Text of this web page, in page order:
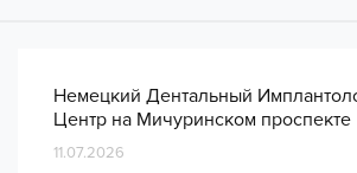
Немецкий Дентальный
Центр на Мичуринском проспекте
11.07.2026